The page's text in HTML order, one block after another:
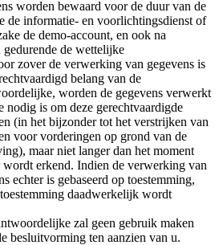
worden bewaard voor de duur van de
de informatie- en voorlichtingsdienst of
de demo-account, en ook na
de wettelijke
zover de verwerking van gegevens is
belang van de
worden de gegevens verwerkt
nodig is om deze gerechtvaardigde
(in het bijzonder tot het verstrijken van
voor vorderingen op grond van de
maar niet langer dan het moment
wordt erkend. Indien de verwerking van
echter is gebaseerd op toestemming,
daadwerkelijk wordt
zal geen gebruik maken
besluitvorming ten aanzien van u.